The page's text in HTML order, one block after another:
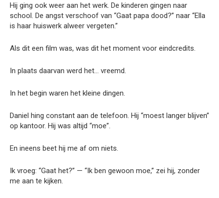
Hij ging ook weer aan het werk. De kinderen gingen naar
school. De angst verschoof van “Gaat papa dood?” naar “Ella
is haar huiswerk alweer vergeten.”
Als dit een film was, was dit het moment voor eindcredits.
In plaats daarvan werd het… vreemd.
In het begin waren het kleine dingen.
Daniel hing constant aan de telefoon. Hij “moest langer blijven”
op kantoor. Hij was altijd “moe”.
En ineens beet hij me af om niets.
Ik vroeg: “Gaat het?” — “Ik ben gewoon moe,” zei hij, zonder
me aan te kijken.